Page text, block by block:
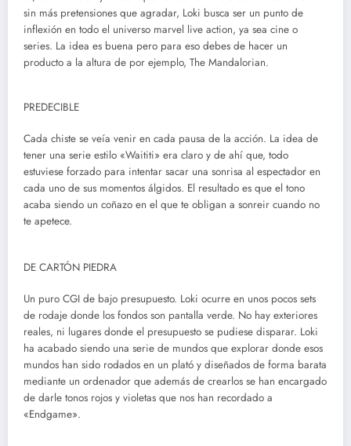
sin más pretensiones que agradar, Loki busca ser un punto de
inflexión en todo el universo marvel live action, ya sea cine o
series. La idea es buena pero para eso debes de hacer un
producto a la altura de por ejemplo, The Mandalorian.
PREDECIBLE
Cada chiste se veía venir en cada pausa de la acción. La idea de
tener una serie estilo «Waititi» era claro y de ahí que, todo
estuviese forzado para intentar sacar una sonrisa al espectador en
cada uno de sus momentos álgidos. El resultado es que el tono
acaba siendo un coñazo en el que te obligan a sonreir cuando no
te apetece.
DE CARTÓN PIEDRA
Un puro CGI de bajo presupuesto. Loki ocurre en unos pocos sets
de rodaje donde los fondos son pantalla verde. No hay exteriores
reales, ni lugares donde el presupuesto se pudiese disparar. Loki
ha acabado siendo una serie de mundos que explorar donde esos
mundos han sido rodados en un plató y diseñados de forma barata
mediante un ordenador que además de crearlos se han encargado
de darle tonos rojos y violetas que nos han recordado a
«Endgame».